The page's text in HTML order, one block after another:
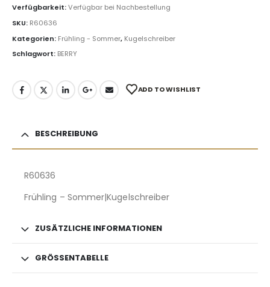
Verfügbarkeit:Verfügbar bei Nachbestellung
SKU: R60636
Kategorien: Frühling - Sommer, Kugelschreiber
Schlagwort: BERRY
ADD TO WISHLIST
BESCHREIBUNG
R60636
Frühling – Sommer|Kugelschreiber
ZUSÄTZLICHE INFORMATIONEN
GRÖSSENTABELLE